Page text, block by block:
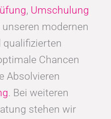
, Umschulung
unseren modernen
qualifizierten
Chancen
Absolvieren
. Bei weiteren
stehen wir